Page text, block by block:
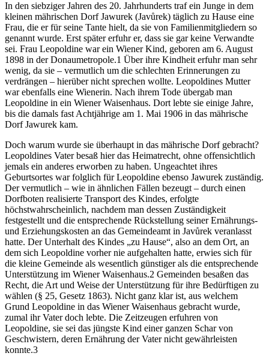
In den siebziger Jahren des 20. Jahrhunderts traf ein Junge in dem
kleinen mährischen Dorf Jawurek (Javůrek) täglich zu Hause eine
Frau, die er für seine Tante hielt, da sie von Familienmitgliedern so
genannt wurde. Erst später erfuhr er, dass sie gar keine Verwandte
sei. Frau Leopoldine war ein Wiener Kind, geboren am 6. August
1898 in der Donaumetropole.1 Über ihre Kindheit erfuhr man sehr
wenig, da sie – vermutlich um die schlechten Erinnerungen zu
verdrängen – hierüber nicht sprechen wollte. Leopoldines Mutter
war ebenfalls eine Wienerin. Nach ihrem Tode übergab man
Leopoldine in ein Wiener Waisenhaus. Dort lebte sie einige Jahre,
bis die damals fast Achtjährige am 1. Mai 1906 in das mährische
Dorf Jawurek kam.
Doch warum wurde sie überhaupt in das mährische Dorf gebracht?
Leopoldines Vater besaß hier das Heimatrecht, ohne offensichtlich
jemals ein anderes erworben zu haben. Ungeachtet ihres
Geburtsortes war folglich für Leopoldine ebenso Jawurek zuständig.
Der vermutlich – wie in ähnlichen Fällen bezeugt – durch einen
Dorfboten realisierte Transport des Kindes, erfolgte
höchstwahrscheinlich, nachdem man dessen Zuständigkeit
festgestellt und die entsprechende Rückstellung seiner Ernährungs-
und Erziehungskosten an das Gemeindeamt in Javůrek veranlasst
hatte. Der Unterhalt des Kindes „zu Hause“, also an dem Ort, an
dem sich Leopoldine vorher nie aufgehalten hatte, erwies sich für
die kleine Gemeinde als wesentlich günstiger als die entsprechende
Unterstützung im Wiener Waisenhaus.2 Gemeinden besaßen das
Recht, die Art und Weise der Unterstützung für ihre Bedürftigen zu
wählen (§ 25, Gesetz 1863). Nicht ganz klar ist, aus welchem
Grund Leopoldine in das Wiener Waisenhaus gebracht wurde,
zumal ihr Vater doch lebte. Die Zeitzeugen erfuhren von
Leopoldine, sie sei das jüngste Kind einer ganzen Schar von
Geschwistern, deren Ernährung der Vater nicht gewährleisten
konnte.3